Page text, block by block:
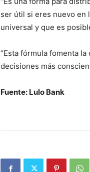
ser útil si eres nuevo en
universal y que es
“Esta fórmula fomenta
decisiones más
Fuente: Lulo Bank